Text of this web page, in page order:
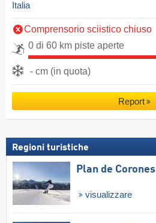
Italia
Comprensorio sciistico chiuso
0 di 60 km piste aperte
- cm (in quota)
Report
Regioni turistiche
Plan de Corones
visualizzare